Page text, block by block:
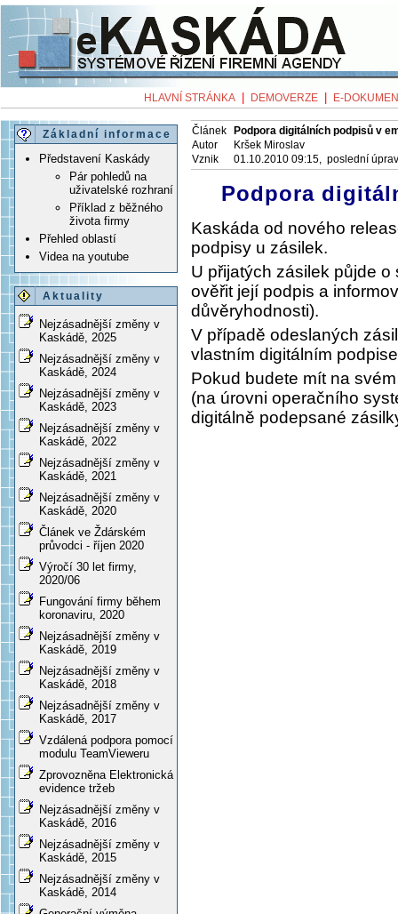
HLAVNÍ STRÁNKA DEMOVERZE E-
Základní informace
Představení Kaskády
Pár pohledů na
uživatelské rozhraní
Příklad z běžného
života firmy
Přehled oblastí
Videa na youtube
Aktuality
Nejzásadnější změny v
Kaskádě, 2025
Nejzásadnější změny v
Kaskádě, 2024
Nejzásadnější změny v
Kaskádě, 2023
Nejzásadnější změny v
Kaskádě, 2022
Nejzásadnější změny v
Kaskádě, 2021
Nejzásadnější změny v
Kaskádě, 2020
Článek ve Ždárském
průvodci - říjen 2020
Výročí 30 let firmy,
2020/06
Fungování firmy během
koronaviru, 2020
Nejzásadnější změny v
Kaskádě, 2019
Nejzásadnější změny v
Kaskádě, 2018
Nejzásadnější změny v
Kaskádě, 2017
Vzdálená podpora pomocí
modulu TeamVieweru
Zprovozněna Elektronická
evidence tržeb
Nejzásadnější změny v
Kaskádě, 2016
Nejzásadnější změny v
Kaskádě, 2015
Nejzásadnější změny v
Kaskádě, 2014
Článek
Podpora digitálních podpisů v
Autor
Kršek Miroslav
Vznik
01.10.2010 09:15, poslední
Podpora
Kaskáda od nového
podpisy u zásilek.
U přijatých zásilek půjde
ověřit její podpis a
důvěryhodnosti).
V případě odeslaných
vlastním digitálním
Pokud budete mít na
(na úrovni operačního
digitálně podepsané